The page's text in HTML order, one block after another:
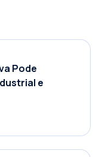
Pode
e